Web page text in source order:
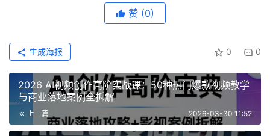
赞 (0)
0 0
生成海报
2026 AI视频创作高阶实战课：50种热门爆款视频教学
与商业落地案例全拆解
上一篇 2026-03-30 11:52